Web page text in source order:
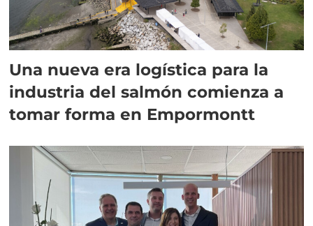
Una nueva era logística para la
industria del salmón comienza a
tomar forma en Empormontt